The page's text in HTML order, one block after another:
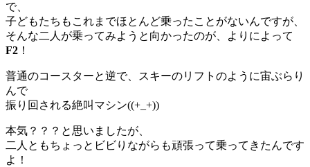
で、
子どもたちもこれまでほとんど乗ったことがないんですが、
そんな二人が乗ってみようと向かったのが、よりによって
F2 ！
普通のコースターと逆で、スキーのリフトのように宙ぶらり
んで
振り回される絶叫マシン((+_+))
本気？？？と思いましたが、
二人ともちょっとビビりながらも頑張って乗ってきたんです
よ！